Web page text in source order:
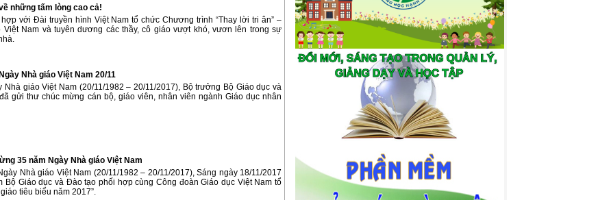
những tấm lòng cao cả!
với Đài truyền hình Việt Nam tổ chức Chương trình “Thay lời tri ân” –
Việt Nam và tuyên dương các thầy, cô giáo vượt khó, vươn lên trong sự
Nhà giáo Việt Nam 20/11
Nhà giáo Việt Nam (20/11/1982 – 20/11/2017), Bộ trưởng Bộ Giáo dục và
gửi thư chúc mừng cán bộ, giáo viên, nhân viên ngành Giáo dục nhân
35 năm Ngày Nhà giáo Việt Nam
Nhà giáo Việt Nam (20/11/1982 – 20/11/2017), Sáng ngày 18/11/2017
Bộ Giáo dục và Đào tạo phối hợp cùng Công đoàn Giáo dục Việt Nam tổ
tiêu biểu năm 2017”.